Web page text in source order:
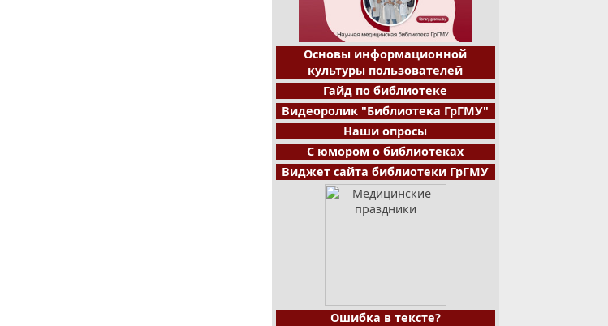
Основы информационной
культуры пользователей
Гайд по библиотеке
Видеоролик "Библиотека ГрГМУ"
Наши опросы
С юмором о библиотеках
Виджет сайта библиотеки ГрГМУ
Ошибка в тексте?